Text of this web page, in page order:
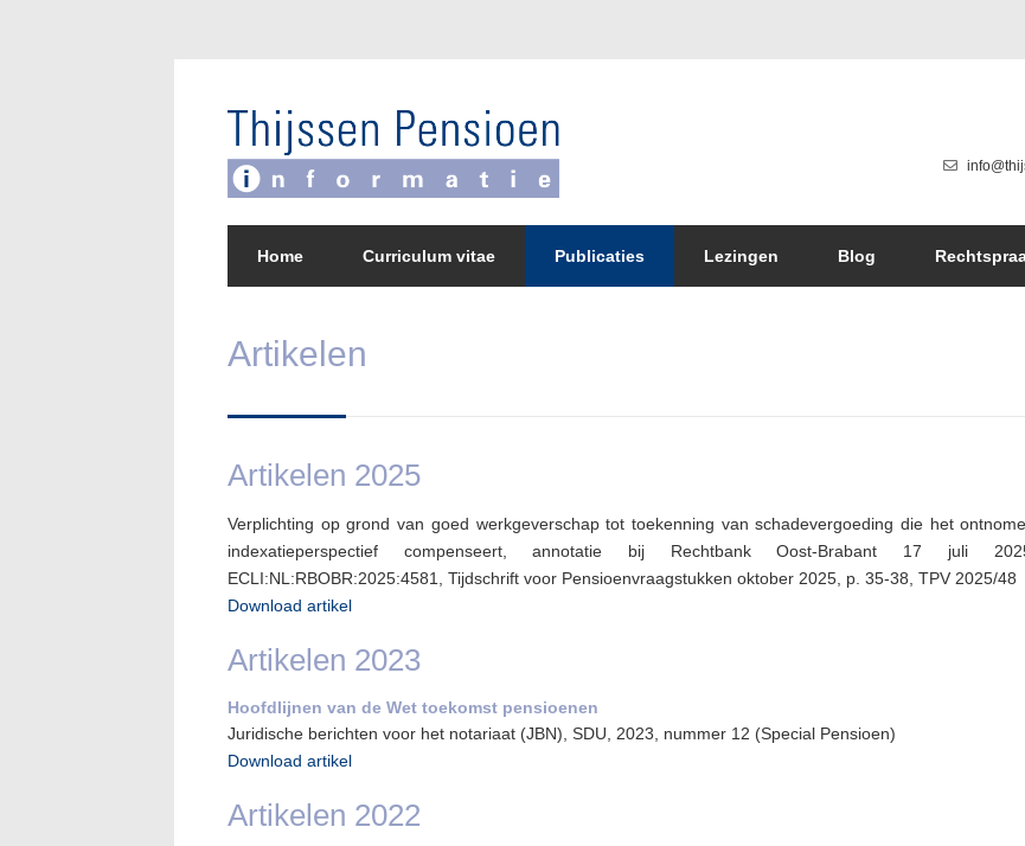
Home Curriculum vitae Publicaties Lezingen Blog
Artikelen
Artikelen 2025
Verplichting op grond van goed werkgeverschap tot toekenning van schadevergoeding die het
indexatieperspectief compenseert, annotatie bij Rechtbank Oost-Brabant 17 juli
ECLI:NL:RBOBR:2025:4581, Tijdschrift voor Pensioenvraagstukken oktober 2025, p. 35-38, TPV 2025/48
Download artikel
Artikelen 2023
Hoofdlijnen van de Wet toekomst pensioenen
Juridische berichten voor het notariaat (JBN), SDU, 2023, nummer 12 (Special Pensioen)
Download artikel
Artikelen 2022